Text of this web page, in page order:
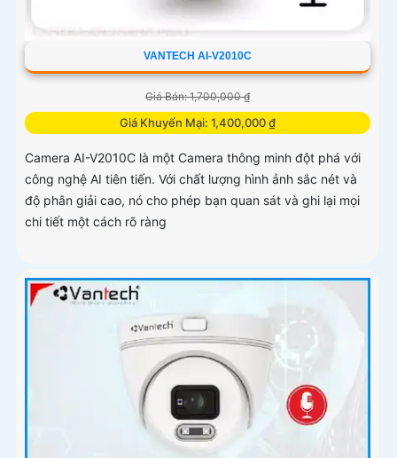
VANTECH AI-V2010C
Giá Bán: 1,700,000 ₫
Giá Khuyến Mại: 1,400,000 ₫
Camera AI-V2010C là một Camera thông minh đột phá với
công nghệ AI tiên tiến. Với chất lượng hình ảnh sắc nét và
độ phân giải cao, nó cho phép bạn quan sát và ghi lại mọi
chi tiết một cách rõ ràng